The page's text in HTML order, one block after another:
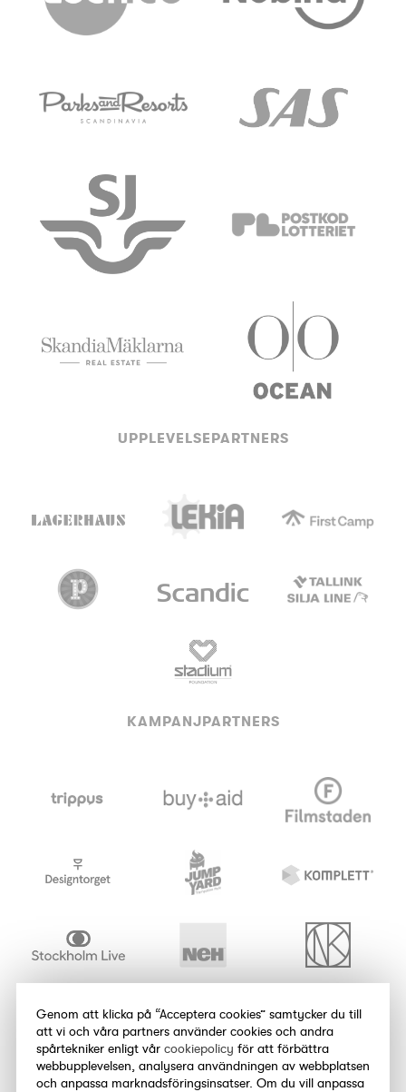
UPPLEVELSEPARTNERS
KAMPANJPARTNERS
Genom att klicka på “Acceptera cookies” samtycker du till
att vi och våra partners använder cookies och andra
spårtekniker enligt vår cookiepolicy för att förbättra
webbupplevelsen, analysera användningen av webbplatsen
och anpassa marknadsföringsinsatser. Om du vill anpassa